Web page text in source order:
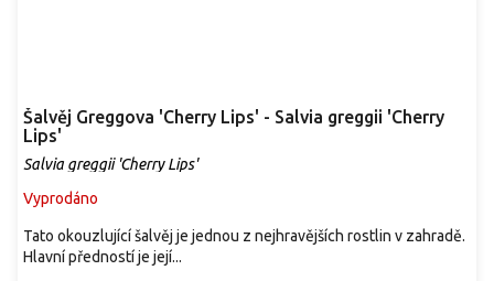
Šalvěj Greggova 'Cherry Lips' - Salvia greggii 'Cherry
Lips'
Salvia greggii 'Cherry Lips'
Vyprodáno
Tato okouzlující šalvěj je jednou z nejhravějších rostlin v zahradě.
Hlavní předností je její...